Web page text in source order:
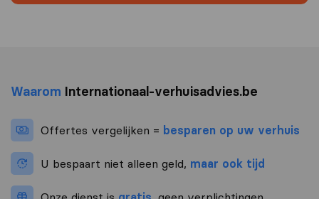
Waarom Internationaal-verhuisadvies.be
Offertes vergelijken = besparen op uw verhuis
U bespaart niet alleen geld, maar ook tijd